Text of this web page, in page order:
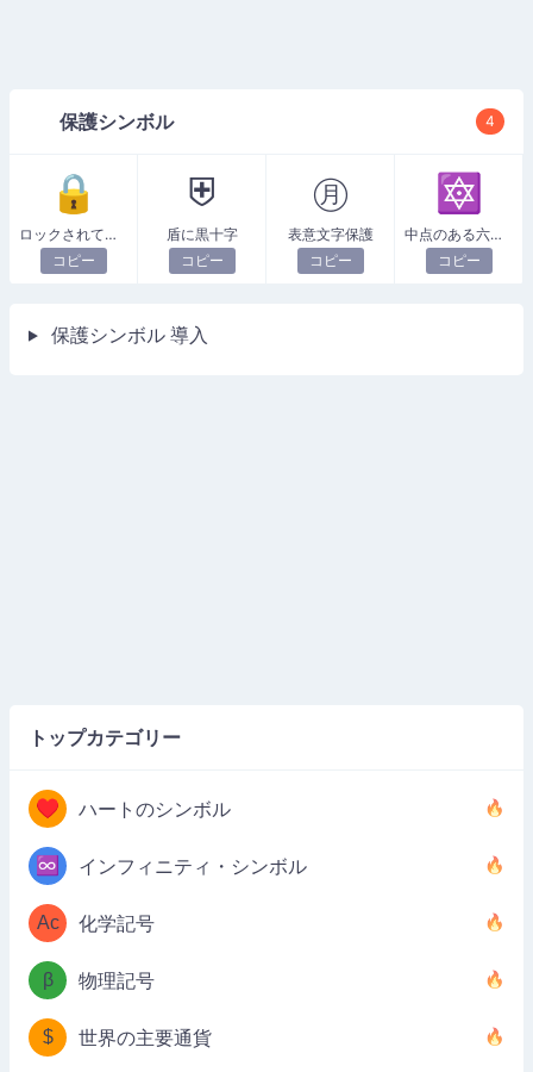
保護シンボル 4
🔒
ロックされています
コピー
⛨
盾に黒十字
コピー
㊊
表意文字保護
コピー
🔯
中点のある六芒星
コピー
保護シンボル 導入
トップカテゴリー
♥ ハートのシンボル
♾️ インフィニティ・シンボル
Ac 化学記号
β 物理記号
$ 世界の主要通貨